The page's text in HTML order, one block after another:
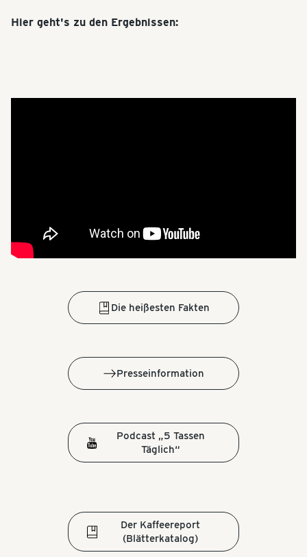
Hier geht's zu den Ergebnissen:
Die heißesten Fakten
Presseinformation
Podcast „5 Tassen
Täglich“
Der Kaffeereport
(Blätterkatalog)